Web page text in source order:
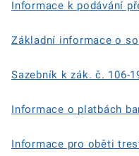
Informace k podávání
Základní informace o
Sazebník k zák. č. 106-
Informace o platbách
Informace pro oběti